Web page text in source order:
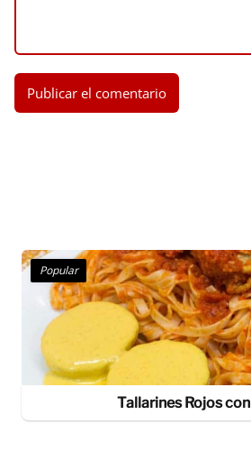
Popular
Tallarines Rojos